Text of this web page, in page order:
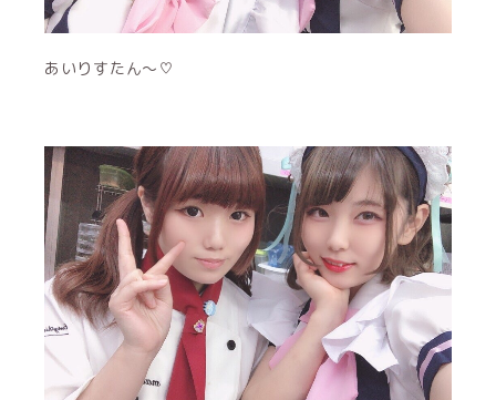
あいりすたん〜♡